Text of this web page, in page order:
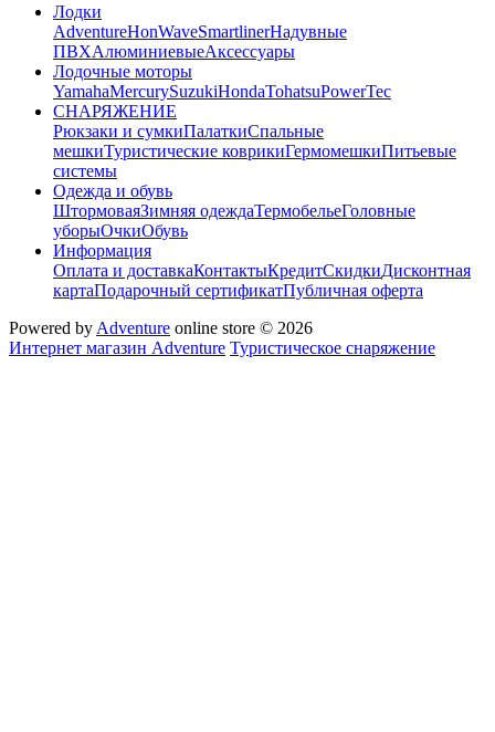
Лодки
AdventureHonWaveSmartlinerНадувные
ПВХАлюминиевыеАксессуары
Лодочные моторы
YamahaMercurySuzukiHondaTohatsuPowerTec
СНАРЯЖЕНИЕ
Рюкзаки и сумкиПалаткиСпальные
мешкиТуристические коврикиГермомешкиПитьевые
системы
Одежда и обувь
ШтормоваяЗимняя одеждаТермобельеГоловные
уборыОчкиОбувь
Информация
Оплата и доставкаКонтактыКредитСкидкиДисконтная
картаПодарочный сертификатПубличная оферта
Powered by Adventure online store © 2026
Интернет магазин Adventure Туристическое снаряжение